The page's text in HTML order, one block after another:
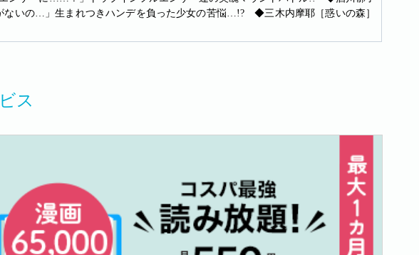
ないの…」生まれつきハンデを負った少女の苦悩…!? ◆三木内摩耶［惑いの森］
ス